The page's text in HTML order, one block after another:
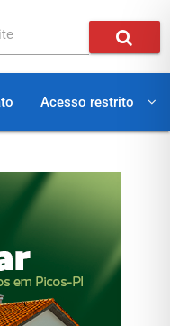
Acesso restrito